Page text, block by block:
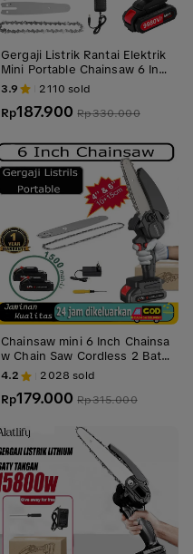
Gergaji Listrik Rantai Elektrik
Mini Portable Chainsaw 6 Inc
h Chainsaw Cordless Chainsa
w 1200w
3.9 2110 sold
Rp187.900 Rp330.000
Chainsaw mini 6 Inch Chainsa
w Chain Saw Cordless 2 Bate
rai 6 Inch Chainsaw Cordless
Chainsaw Gergaji Rantai Elek
trik Mini Portable Mesin Chai
4.2 2028 sold
Rp179.000 Rp315.000